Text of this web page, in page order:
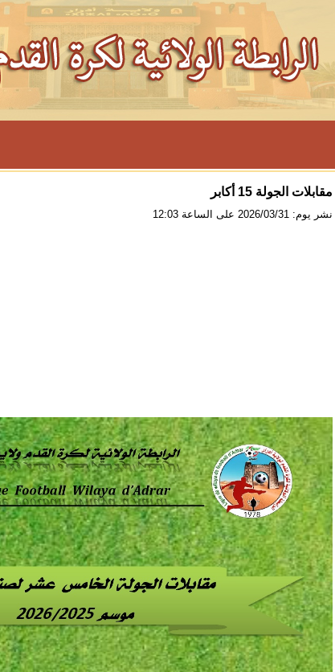
مقابلات الجولة 15 أكابر
نشر يوم: 2026/03/31 على الساعة 12:03